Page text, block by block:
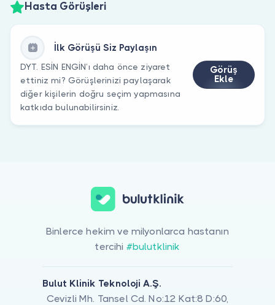
Hasta Görüşleri
İlk Görüşü Siz Paylaşın
DYT. ESİN ENGİN’ı daha önce ziyaret
ettiniz mi? Görüşlerinizi paylaşarak
diğer kişilerin doğru seçim yapmasına
katkıda bulunabilirsiniz.
Görüş
Ekle
Binlerce hekim ve milyonlarca hastanın
tercihi #bulutklinik
Bulut Klinik Teknoloji A.Ş.
Cevizli Mh. Tansel Cd. No:12 Kat:8 D:60,